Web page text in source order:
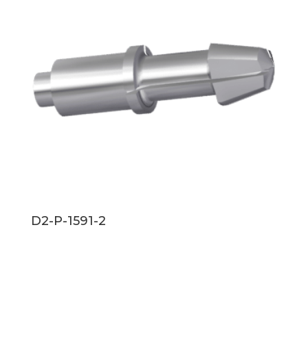
D2-P-1591-2